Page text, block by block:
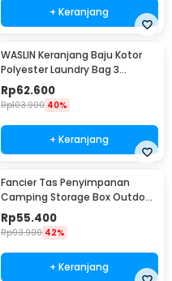
+ Keranjang
WASLIN Keranjang Baju Kotor
Polyester Laundry Bag 3
Sections - WS30
Rp62.600
Rp103.900 40%
+ Keranjang
Fancier Tas Penyimpanan
Camping Storage Box Outdoor
Travel Waterproof - FC-19
Rp55.400
Rp93.900 42%
+ Keranjang